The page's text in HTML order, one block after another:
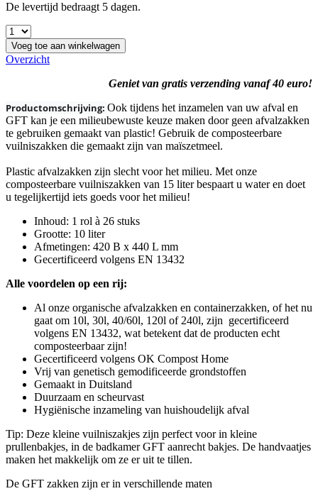
De levertijd bedraagt 5 dagen.
Voeg toe aan winkelwagen
Overzicht
Geniet van gratis verzending vanaf 40 euro!
Productomschrijving: Ook tijdens het inzamelen van uw afval en
GFT kan je een milieubewuste keuze maken door geen afvalzakken
te gebruiken gemaakt van plastic! Gebruik de composteerbare
vuilniszakken die gemaakt zijn van maïszetmeel.
Plastic afvalzakken zijn slecht voor het milieu. Met onze
composteerbare vuilniszakken van 15 liter bespaart u water en doet
u tegelijkertijd iets goeds voor het milieu!
Inhoud: 1 rol à 26 stuks
Grootte: 10 liter
Afmetingen: 420 B x 440 L mm
Gecertificeerd volgens EN 13432
Alle voordelen op een rij:
Al onze organische afvalzakken en containerzakken, of het nu
gaat om 10l, 30l, 40/60l, 120l of 240l, zijn gecertificeerd
volgens EN 13432, wat betekent dat de producten echt
composteerbaar zijn!
Gecertificeerd volgens OK Compost Home
Vrij van genetisch gemodificeerde grondstoffen
Gemaakt in Duitsland
Duurzaam en scheurvast
Hygiënische inzameling van huishoudelijk afval
Tip: Deze kleine vuilniszakjes zijn perfect voor in kleine
prullenbakjes, in de badkamer GFT aanrecht bakjes. De handvaatjes
maken het makkelijk om ze er uit te tillen.
De GFT zakken zijn er in verschillende maten